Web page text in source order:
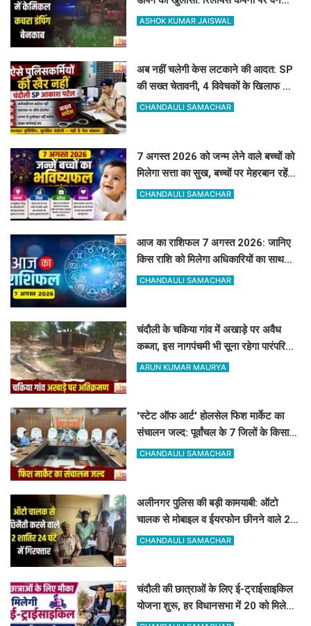
विभाग का बड़ा एक्शन
ASHOK KUMAR JAISWAL
अब नहीं चलेगी केस लटकाने की आदत: SP
की सख्त चेतावनी, 4 विवेचकों के खिलाफ जांच
शुरू, 60-90 दिन पुराने मामलों का तुरंत करें
CHANDAULI SAMACHAR
7 अगस्त 2026 को जन्म लेने वाले बच्चों को
मिलेगा सत्ता का सुख, बच्चों पर मेहरबान रहेंगे
ग्रह-नक्षत्र,
CHANDAULI SAMACHAR
आज का राशिफल 7 अगस्त 2026: जानिए
किस राशि को मिलेगा अधिकारियों का साथ
और किसे रहना होगा सतर्क
CHANDAULI SAMACHAR
चंदौली के चकिया गांव में अखाड़े पर अवैध
कब्जा, इस नागपंचमी भी सूना रहेगा पारंपरिक
खेल का मैदान
ARUN KUMAR MAURYA
'स्टेट ऑफ आर्ट' होलसेल फिश मार्केट का
संचालन जल्द: पूर्वांचल के 7 जिलों के किसान
जुड़ेंगे चंदौली फिश मार्केट से
CHANDAULI SAMACHAR
अलीनगर पुलिस की बड़ी कामयाबी: ऑटो
चालक से मोबाइल व ईयरफोन छीनने वाले 2
अभियुक्त 24 घंटे में गिरफ्तार
CHANDAULI SAMACHAR
चंदौली की छात्राओं के लिए ई-ट्राईसाइकिल
योजना शुरू, हर विधानसभा में 20 को मिलेगा
लाभ